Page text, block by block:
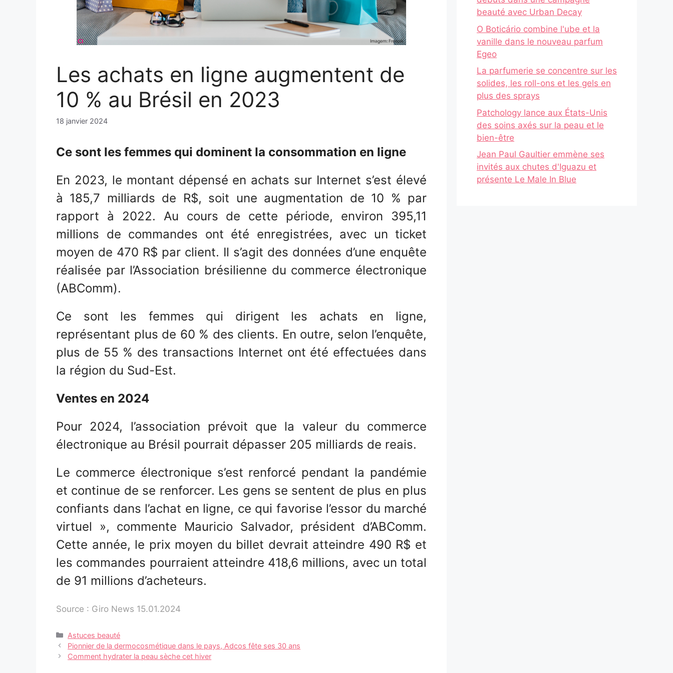
Les achats en ligne augmentent de
10 % au Brésil en 2023
18 janvier 2024
Ce sont les femmes qui dominent la consommation en ligne
En 2023, le montant dépensé en achats sur Internet s’est élevé
à 185,7 milliards de R$, soit une augmentation de 10 % par
rapport à 2022. Au cours de cette période, environ 395,11
millions de commandes ont été enregistrées, avec un ticket
moyen de 470 R$ par client. Il s’agit des données d’une enquête
réalisée par l’Association brésilienne du commerce électronique
(ABComm).
Ce sont les femmes qui dirigent les achats en ligne,
représentant plus de 60 % des clients. En outre, selon l’enquête,
plus de 55 % des transactions Internet ont été effectuées dans
la région du Sud-Est.
Ventes en 2024
Pour 2024, l’association prévoit que la valeur du commerce
électronique au Brésil pourrait dépasser 205 milliards de reais.
Le commerce électronique s’est renforcé pendant la pandémie
et continue de se renforcer. Les gens se sentent de plus en plus
confiants dans l’achat en ligne, ce qui favorise l’essor du marché
virtuel », commente Mauricio Salvador, président d’ABComm.
Cette année, le prix moyen du billet devrait atteindre 490 R$ et
les commandes pourraient atteindre 418,6 millions, avec un total
de 91 millions d’acheteurs.
Source : Giro News 15.01.2024
Catégories
Astuces beauté
Navigation
des
Pionnier de la dermocosmétique dans le pays, Adcos fête ses 30 ans
Comment hydrater la peau sèche cet hiver
beauté avec Urban Decay
O Boticário combine l'ube et la
vanille dans le nouveau parfum
Egeo
La parfumerie se concentre sur les
solides, les roll-ons et les gels en
plus des sprays
Patchology lance aux États-Unis
des soins axés sur la peau et le
bien-être
Jean Paul Gaultier emmène ses
invités aux chutes d'Iguazu et
présente Le Male In Blue